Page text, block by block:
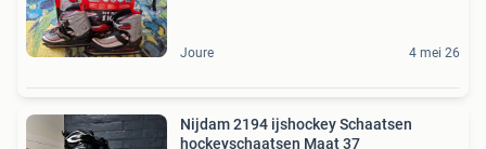
Joure 4 mei 26
Nijdam 2194 ijshockey Schaatsen
hockeyschaatsen Maat 37